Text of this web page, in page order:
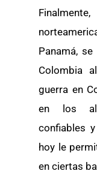
Panamá,
Colombia
guerra en
en los
confiables
hoy le
en ciertas